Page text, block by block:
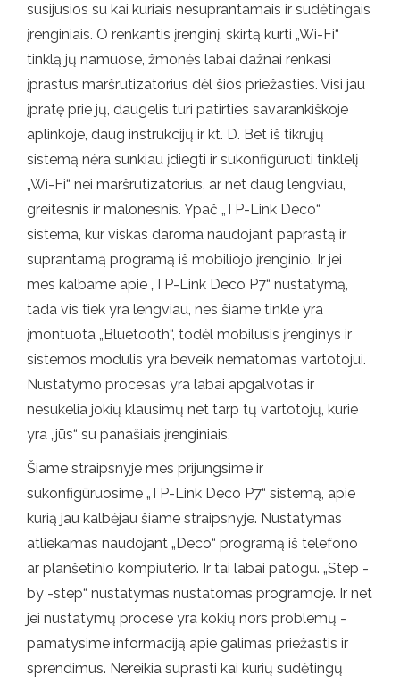
susijusios su kai kuriais nesuprantamais ir sudėtingais
įrenginiais. O renkantis įrenginį, skirtą kurti „Wi-Fi“
tinklą jų namuose, žmonės labai dažnai renkasi
įprastus maršrutizatorius dėl šios priežasties. Visi jau
įpratę prie jų, daugelis turi patirties savarankiškoje
aplinkoje, daug instrukcijų ir kt. D. Bet iš tikrųjų
sistemą nėra sunkiau įdiegti ir sukonfigūruoti tinklelį
„Wi-Fi“ nei maršrutizatorius, ar net daug lengviau,
greitesnis ir malonesnis. Ypač „TP-Link Deco“
sistema, kur viskas daroma naudojant paprastą ir
suprantamą programą iš mobiliojo įrenginio. Ir jei
mes kalbame apie „TP-Link Deco P7“ nustatymą,
tada vis tiek yra lengviau, nes šiame tinkle yra
įmontuota „Bluetooth“, todėl mobilusis įrenginys ir
sistemos modulis yra beveik nematomas vartotojui.
Nustatymo procesas yra labai apgalvotas ir
nesukelia jokių klausimų net tarp tų vartotojų, kurie
yra „jūs“ su panašiais įrenginiais.
Šiame straipsnyje mes prijungsime ir
sukonfigūruosime „TP-Link Deco P7“ sistemą, apie
kurią jau kalbėjau šiame straipsnyje. Nustatymas
atliekamas naudojant „Deco“ programą iš telefono
ar planšetinio kompiuterio. Ir tai labai patogu. „Step -
by -step“ nustatymas nustatomas programoje. Ir net
jei nustatymų procese yra kokių nors problemų -
pamatysime informaciją apie galimas priežastis ir
sprendimus. Nereikia suprasti kai kurių sudėtingų